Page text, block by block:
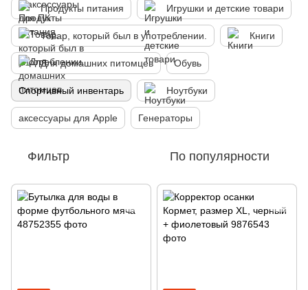
Продукты питания Игрушки и детские товари
Товар, который был в употреблении. Книги
Для домашних питомцев Обувь
Спортивный инвентарь Ноутбуки
аксессуары для Apple Генераторы
Фильтр По популярности